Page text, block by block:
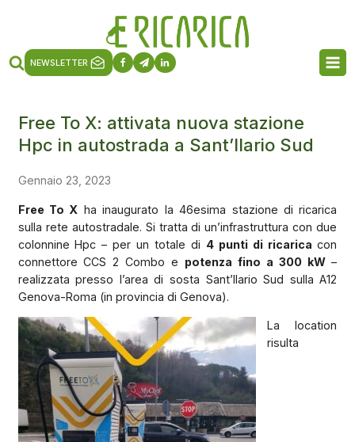
NEWSLETTER
Free To X: attivata nuova stazione
Hpc in autostrada a Sant’Ilario Sud
Gennaio 23, 2023
Free To X ha inaugurato la 46esima stazione di ricarica
sulla rete autostradale. Si tratta di un’infrastruttura con due
colonnine Hpc – per un totale di 4 punti di ricarica con
connettore CCS 2 Combo e potenza fino a 300 kW–
realizzata presso l’area di sosta Sant’Ilario Sud sulla A12
Genova-Roma (in provincia di Genova).
La location
risulta